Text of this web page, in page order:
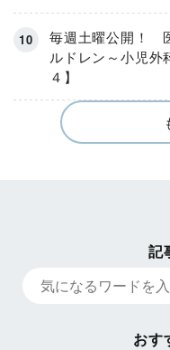
毎週土曜公開！
ルドレン～小児外
４】
記
おす